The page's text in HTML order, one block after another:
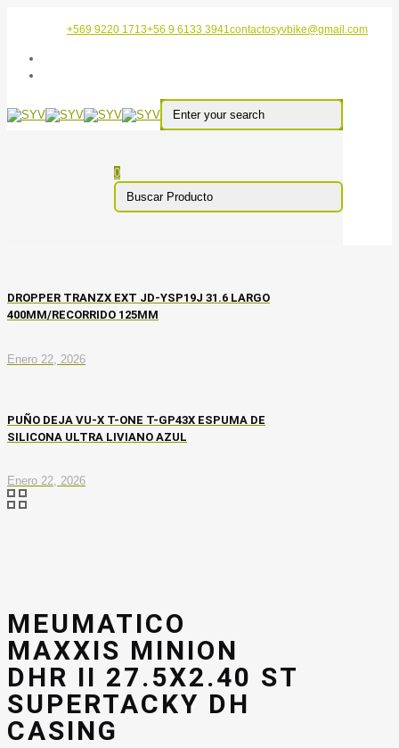
+569 9220 1713+56 9 6133 3941contactosyvbike@gmail.com
0
DROPPER TRANZX EXT JD-YSP19J 31.6 LARGO
400MM/RECORRIDO 125MM
Enero 22, 2026
PUÑO DEJA VU-X T-ONE T-GP43X ESPUMA DE
SILICONA ULTRA LIVIANO AZUL
Enero 22, 2026
MEUMATICO
MAXXIS MINION
DHR II 27.5X2.40 ST
SUPERTACKY DH
CASING